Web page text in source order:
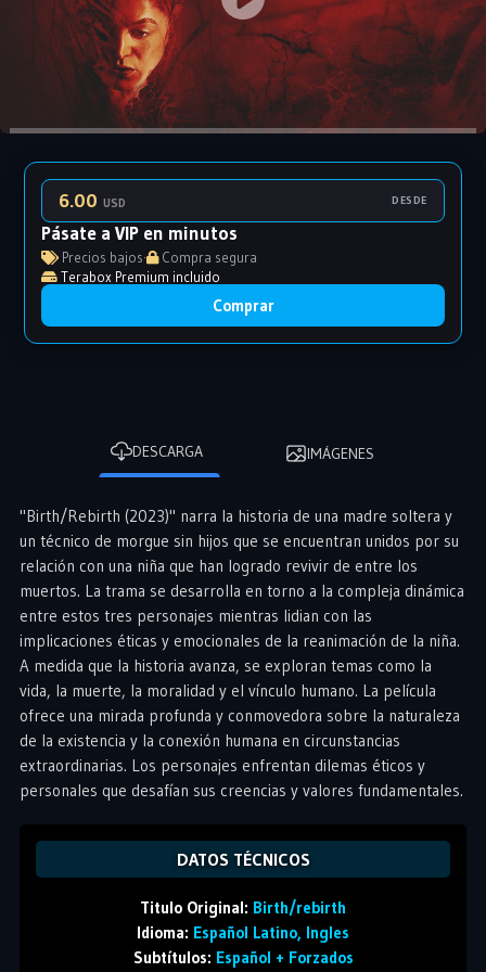
6.00USD DESDE
Pásate a VIP en minutos
Precios bajos·
Compra segura
Terabox Premium incluido
Comprar
DESCARGA IMÁGENES
"Birth/Rebirth (2023)" narra la historia de una madre soltera y
un técnico de morgue sin hijos que se encuentran unidos por su
relación con una niña que han logrado revivir de entre los
muertos. La trama se desarrolla en torno a la compleja dinámica
entre estos tres personajes mientras lidian con las
implicaciones éticas y emocionales de la reanimación de la niña.
A medida que la historia avanza, se exploran temas como la
vida, la muerte, la moralidad y el vínculo humano. La película
ofrece una mirada profunda y conmovedora sobre la naturaleza
de la existencia y la conexión humana en circunstancias
extraordinarias. Los personajes enfrentan dilemas éticos y
personales que desafían sus creencias y valores fundamentales.
DATOS TÉCNICOS
Titulo Original: Birth/rebirth
Idioma: Español Latino, Ingles
Subtítulos: Español + Forzados